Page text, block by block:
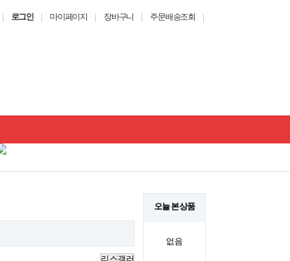
로그인 마이페이지 장바구니 주문배송조회
오늘 본 상품
없음
리스갤러